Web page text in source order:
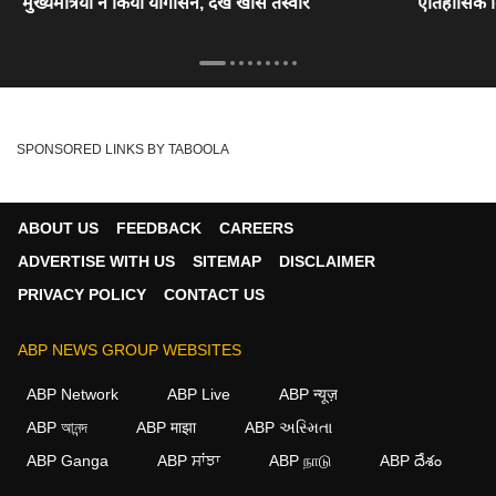
SPONSORED LINKS BY TABOOLA
ABOUT US FEEDBACK
CAREERS
ADVERTISE WITH US
SITEMAP
DISCLAIMER
PRIVACY POLICY
CONTACT US
ABP NEWS GROUP WEBSITES
ABP Network ABP Live
ABP न्यूज़
ABP আনন্দ
ABP माझा
ABP અસ્મિતા
ABP Ganga
ABP ਸਾਂਝਾ ABP நாடு ABP దేశం